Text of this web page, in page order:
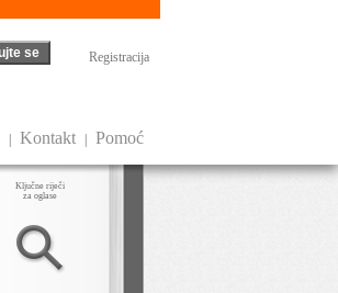
Registracija
Kontakt Pomoć
Ključne riječi
za oglase